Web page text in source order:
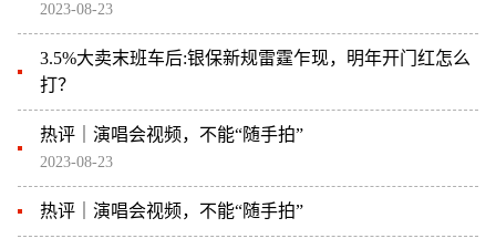
2023-08-23
3.5%大卖末班车后:银保新规雷霆乍现，明年开门红怎么
打？
热评｜演唱会视频，不能“随手拍”
2023-08-23
热评｜演唱会视频，不能“随手拍”